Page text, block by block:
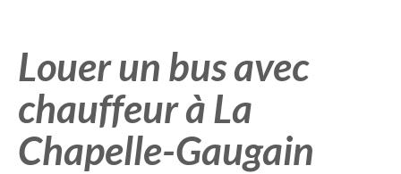
Louer un bus avec
chauffeur à La
Chapelle-Gaugain